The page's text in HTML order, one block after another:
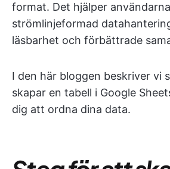
format. Det hjälper
strömlinjeformad
läsbarhet och förbättrade
I den här bloggen beskriver vi
skapar en tabell i Google
dig att ordna dina data.